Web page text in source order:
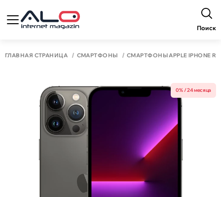
Поиск
ГЛАВНАЯ СТРАНИЦА СМАРТФОНЫ СМАРТФОНЫ APPLE IPHONE RA
0% / 24 месяца